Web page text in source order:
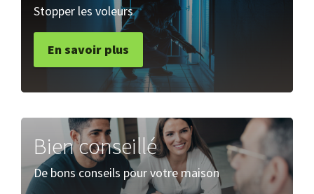
Stopper les voleurs
En savoir plus
Bien conseillé
De bons conseils pour votre maison